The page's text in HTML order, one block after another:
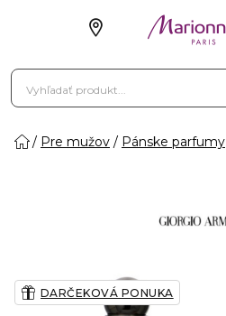
Pre mužov Pánske parfumy
DARČEKOVÁ PONUKA